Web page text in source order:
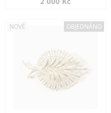
NOVÉ OBJEDNÁNO